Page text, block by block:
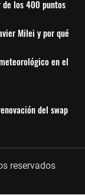
de los 400 puntos
Milei y por qué
en el
del swap
reservados